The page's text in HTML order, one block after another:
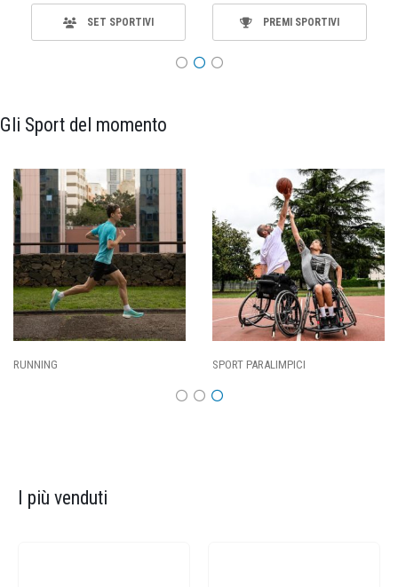
SET SPORTIVI PREMI SPORTIVI
Gli Sport del momento
SPORT PARALIMPICI CALCIO
I più venduti